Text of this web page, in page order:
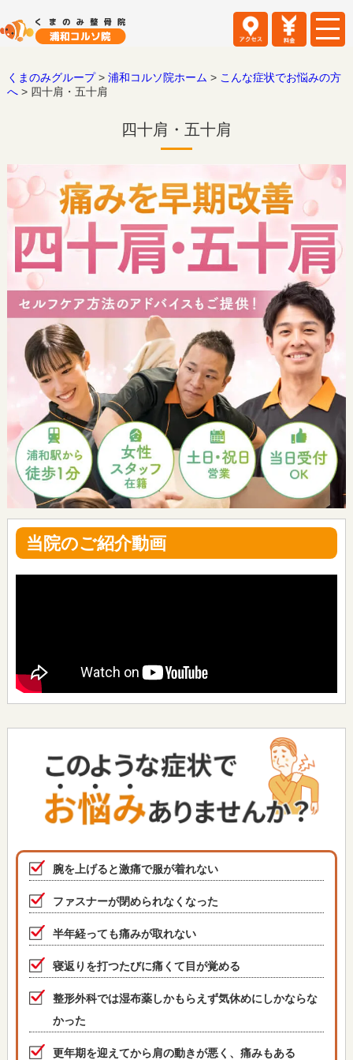
くまのみグループ> 浦和コルソ院ホーム > こんな症状でお悩みの方
へ> 四十肩・五十肩
四十肩・五十肩
当院のご紹介動画
腕を上げると激痛で服が着れない
ファスナーが閉められなくなった
半年経っても痛みが取れない
寝返りを打つたびに痛くて目が覚める
整形外科では湿布薬しかもらえず気休めにしかならな
かった
更年期を迎えてから肩の動きが悪く、痛みもある